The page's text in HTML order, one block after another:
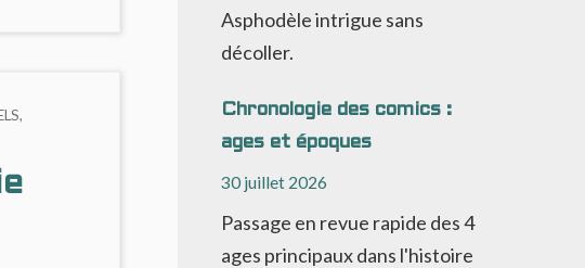
,
Asphodèle intrigue sans
décoller.
Chronologie des comics :
ages et époques
30 juillet 2026
Passage en revue rapide des 4
ages principaux dans l'histoire